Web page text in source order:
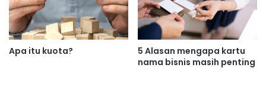
Apa itu kuota?
5 Alasan mengapa kartu
nama bisnis masih penting